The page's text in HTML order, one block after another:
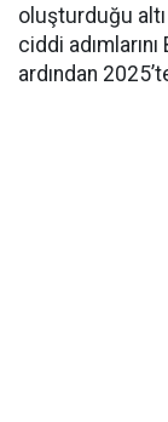
oluşturduğu
ciddi
ardından